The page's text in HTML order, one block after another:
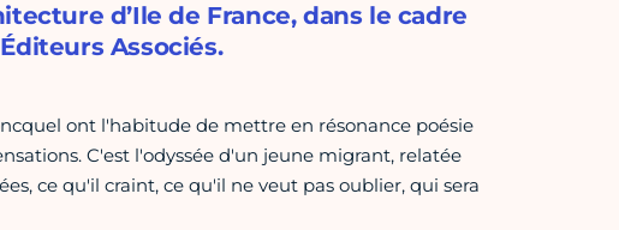
d’Ile de France, dans le cadre
Associés.
ont l'habitude de mettre en résonance poésie
C'est l'odyssée d'un jeune migrant, relatée
ce qu'il craint, ce qu'il ne veut pas oublier, qui sera